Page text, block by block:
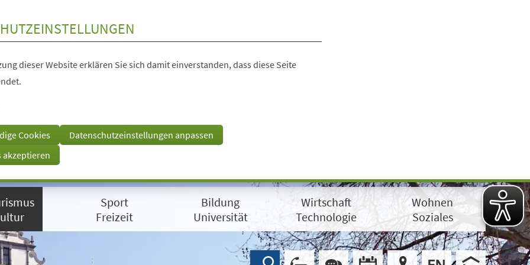
dieser Website erklären Sie sich damit einverstanden, dass diese Seite
Cookies
Datenschutzeinstellungen anpassen
akzeptieren
Sport
Freizeit
Bildung
Universität
Wirtschaft
Technologie
Wohnen
Soziales